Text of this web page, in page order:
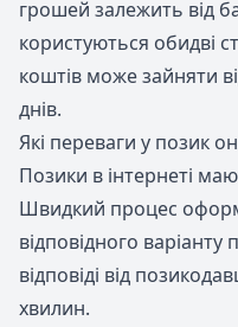
грошей залежить від
користуються обидві
коштів може зайняти
днів.
Які переваги у позик
Позики в інтернеті
Швидкий процес
відповідного
відповіді від
хвилин.